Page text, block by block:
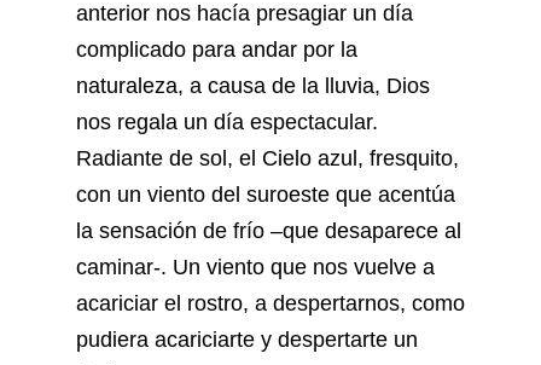
anterior nos hacía presagiar un día
complicado para andar por la
naturaleza, a causa de la lluvia, Dios
nos regala un día espectacular.
Radiante de sol, el Cielo azul, fresquito,
con un viento del suroeste que acentúa
la sensación de frío –que desaparece al
caminar-. Un viento que nos vuelve a
acariciar el rostro, a despertarnos, como
pudiera acariciarte y despertarte un